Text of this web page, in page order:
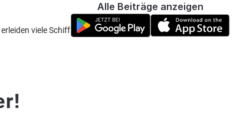
viele Schiffbruch.
Alle Beiträge anzeigen